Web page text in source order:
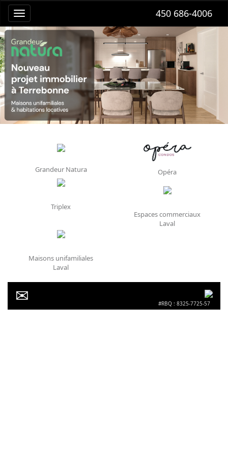
450 686-4006
Grandeur Natura Opéra
Triplex
Espaces commerciaux
Laval
Maisons unifamiliales
Laval
#RBQ : 8325-7725-57